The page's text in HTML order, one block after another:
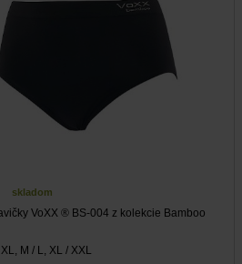
skladom
VoXX ® BS-004 z kolekcie Bamboo
XL, M / L, XL / XXL